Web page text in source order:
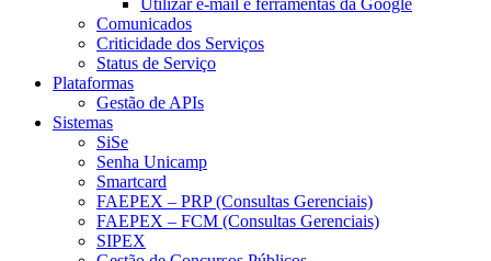
Utilizar e-mail e ferramentas da Google
Comunicados
Criticidade dos Serviços
Status de Serviço
Plataformas
Gestão de APIs
Sistemas
SiSe
Senha Unicamp
Smartcard
FAEPEX – PRP (Consultas Gerenciais)
FAEPEX – FCM (Consultas Gerenciais)
SIPEX